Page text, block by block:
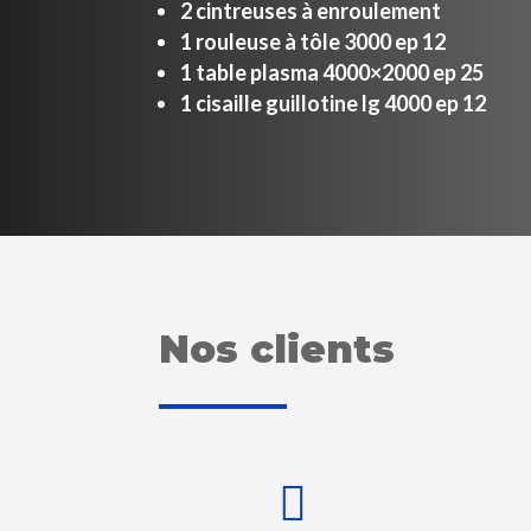
2 cintreuses à enroulement
1 rouleuse à tôle 3000 ep 12
1 table plasma 4000×2000 ep 25
1 cisaille guillotine lg 4000 ep 12
Nos clients
